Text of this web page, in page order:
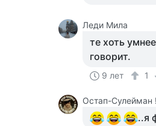
Леди Мила
те хоть
говорит.
9 лет 1
Остап-Сулейман
..я